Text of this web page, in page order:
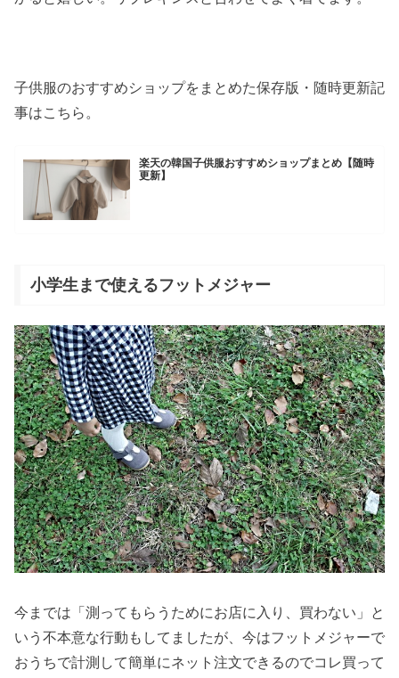
子供服のおすすめショップをまとめた保存版・随時更新記
事はこちら。
楽天の韓国子供服おすすめショップまとめ【随時
更新】
小学生まで使えるフットメジャー
今までは「測ってもらうためにお店に入り、買わない」と
いう不本意な行動もしてましたが、今はフットメジャーで
おうちで計測して簡単にネット注文できるのでコレ買って